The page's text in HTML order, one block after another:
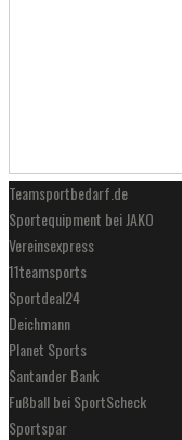
Teamsportbedarf.de
Sportequipment bei JAKO
Vereinsexpress
11teamsports
Sportdeal24
Deichmann
Planet Sports
Santander Bank
Fußball bei SportScheck
Sportspar